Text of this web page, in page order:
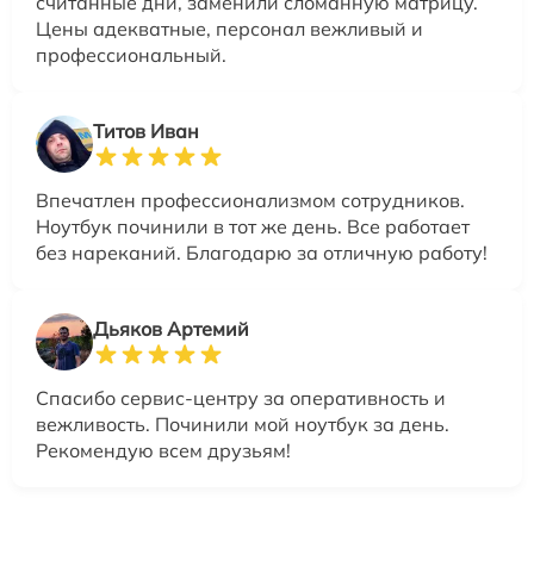
Цены адекватные, персонал вежливый и
профессиональный.
Титов Иван
Впечатлен профессионализмом сотрудников.
Ноутбук починили в тот же день. Все работает
без нареканий. Благодарю за отличную работу!
Дьяков Артемий
Спасибо сервис-центру за оперативность и
вежливость. Починили мой ноутбук за день.
Рекомендую всем друзьям!